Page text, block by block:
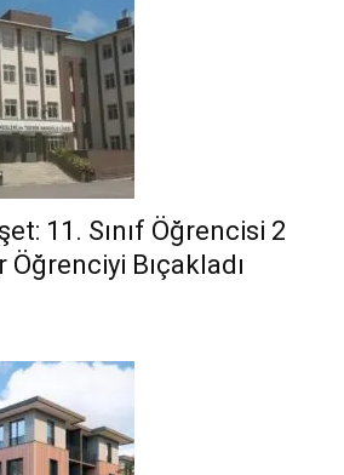
11. Sınıf Öğrencisi 2
Bıçakladı